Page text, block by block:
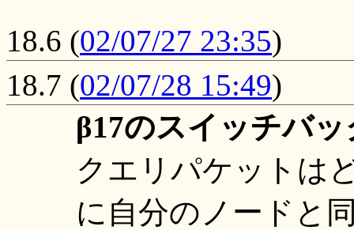
18.6 (02/07/27 23:35)
18.7 (02/07/28 15:49)
β17のスイッチバ
クエリパケットは
に自分のノードと